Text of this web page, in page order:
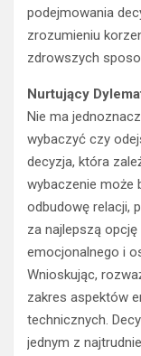
podejmowania
zrozumieniu
zdrowszych
Nurtujący
Nie ma
wybaczyć czy
decyzja, która
wybaczenie może
odbudowę relacji,
za najlepszą
emocjonalnego i
Wnioskując,
zakres aspektów
technicznych.
jednym z